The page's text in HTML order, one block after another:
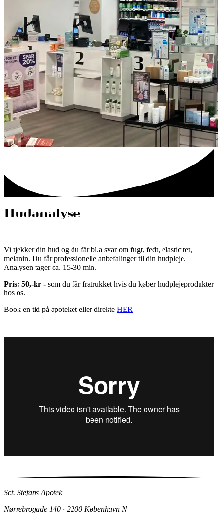
Hudanalyse
Vi tjekker din hud og du får bl.a svar om fugt, fedt, elasticitet,
melanin. Du får professionelle anbefalinger til din hudpleje.
Analysen tager ca. 15-30 min.
Pris: 50,-kr - som du får fratrukket hvis du køber hudplejeprodukter
hos os.
Book en tid på apoteket eller direkte HER
Sct. Stefans Apotek
Nørrebrogade 140 · 2200 København N